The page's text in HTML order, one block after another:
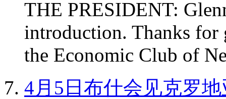
THE PRESIDENT:
introduction. Thanks for
the Economic Club of
4月5日布什会见克罗